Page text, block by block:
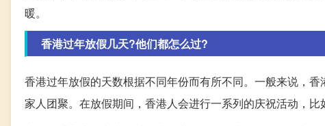
暖。
香港过年放假几天?他们都怎么过?
香港过年放假的天数根据不同年份而有所不同。一般来说，
家人团聚。在放假期间，香港人会进行一系列的庆祝活动，比